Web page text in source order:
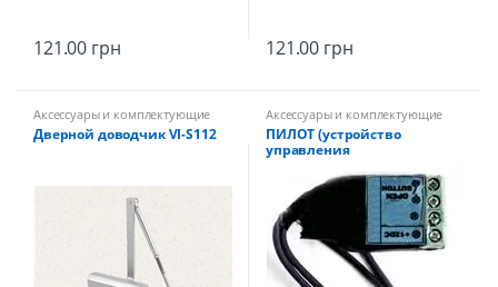
121.00 грн 121.00 грн
Аксессуары и комплектующие
Дверной доводчик VI-S112
Аксессуары и комплектующие
ПИЛОТ (устройство
управления
замком)